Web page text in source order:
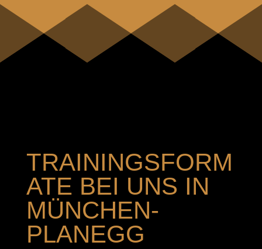
TRAININGSFORM
ATE BEI UNS IN
MÜNCHEN-
PLANEGG